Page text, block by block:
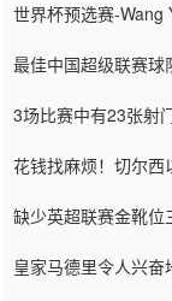
世界杯预选赛-Wang
最佳中国超级联赛球
3场比赛中有23张射
花钱找麻烦！切尔
缺少英超联赛金靴位
皇家马德里令人兴奋